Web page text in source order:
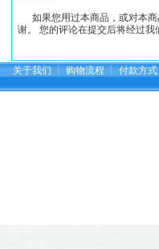
如果您用过本商品，或对本商
谢。 您的评论在提交后将经过
关于我们 ┆ 购物流程 ┆ 付款方式